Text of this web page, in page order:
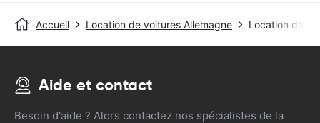
Accueil Location de voitures Allemagne Location de
Aide et contact
Besoin d'aide ? Alors contactez nos spécialistes de la